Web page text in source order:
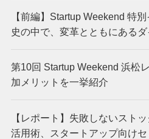
【前編】Startup Weekend 特
史の中で、変革とともにある
第10回 Startup Weekend 浜松
加メリットを一挙紹介
【レポート】失敗しないスト
活用術、スタートアップ向け